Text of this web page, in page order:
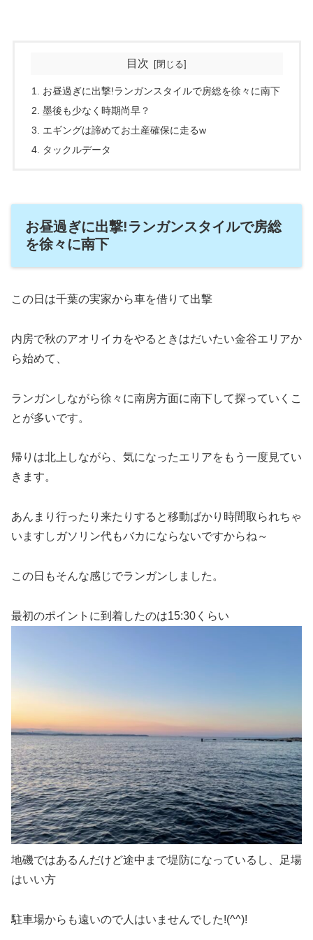
目次
お昼過ぎに出撃!ランガンスタイルで房総を徐々に南下
墨後も少なく時期尚早？
エギングは諦めてお土産確保に走るw
タックルデータ
お昼過ぎに出撃!ランガンスタイルで房総
を徐々に南下
この日は千葉の実家から車を借りて出撃
内房で秋のアオリイカをやるときはだいたい金谷エリアか
ら始めて、
ランガンしながら徐々に南房方面に南下して探っていくこ
とが多いです。
帰りは北上しながら、気になったエリアをもう一度見てい
きます。
あんまり行ったり来たりすると移動ばかり時間取られちゃ
いますしガソリン代もバカにならないですからね～
この日もそんな感じでランガンしました。
最初のポイントに到着したのは15:30くらい
地磯ではあるんだけど途中まで堤防になっているし、足場
はいい方
駐車場からも遠いので人はいませんでした!(^^)!